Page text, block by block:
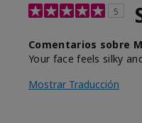
5
Comentarios sobre
Your face feels silky
Mostrar Traducción